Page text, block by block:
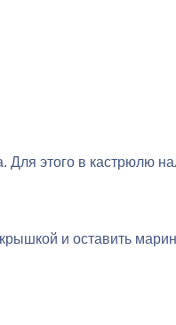
Для этого в кастрюлю
и оставить